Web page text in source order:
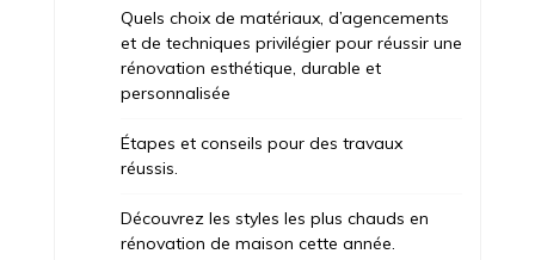
Quels choix de matériaux, d’agencements
et de techniques privilégier pour réussir une
rénovation esthétique, durable et
personnalisée
Étapes et conseils pour des travaux
réussis.
Découvrez les styles les plus chauds en
rénovation de maison cette année.